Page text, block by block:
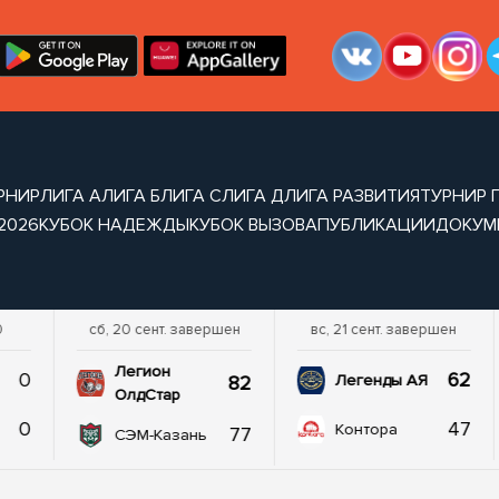
ЛИГА АЛИГА БЛИГА СЛИГА ДЛИГА РАЗВИТИЯТУРНИР
КУБОК НАДЕЖДЫКУБОК ВЫЗОВАПУБЛИКАЦИИ
0
0
сб, 20 сент. завершен
Легион
ОлдСтар
82
СЭМ-Казань 77
вс, 21 сент. завершен
Легенды АЯ 62
Контора 47